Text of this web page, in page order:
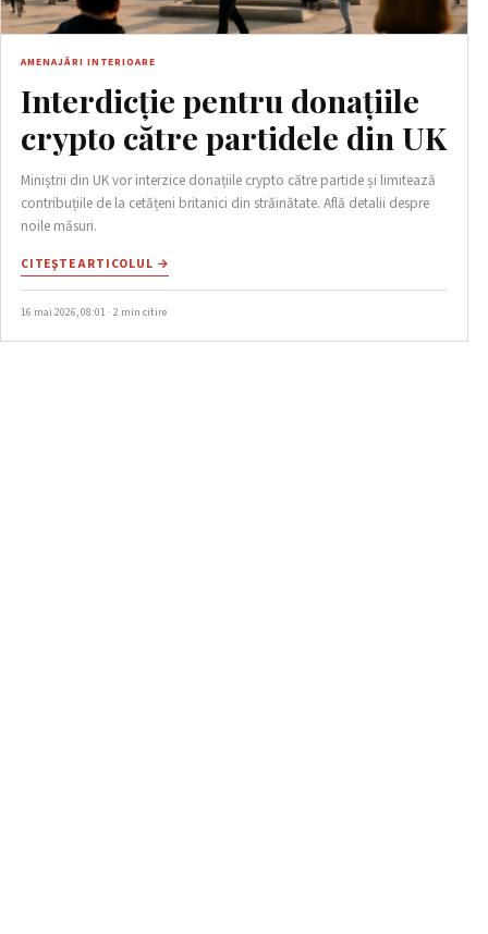
AMENAJĂRI INTERIOARE
Interdicție pentru donațiile
crypto către partidele din UK
Miniștrii din UK vor interzice donațiile crypto către partide și limitează
contribuțiile de la cetățeni britanici din străinătate. Află detalii despre
noile măsuri.
CITEŞTE ARTICOLUL →
16 mai 2026, 08:01 · 2 min citire